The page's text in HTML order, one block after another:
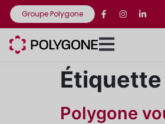
Groupe Polygone
Étiquette
Polygone